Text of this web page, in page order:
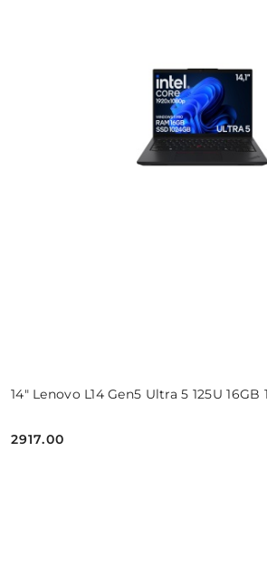
14" Lenovo L14 Gen5 Ultra 5 125U 16GB
Cena:
2917.00